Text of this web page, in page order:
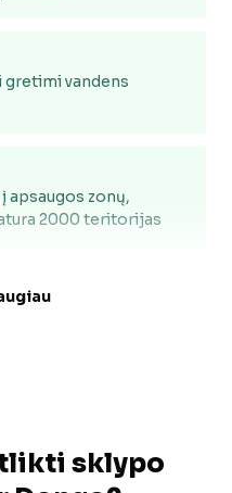
gretimi vandens
apsaugos zonų,
2000 teritorijas
ir potencialas
elektrinei
sklypo